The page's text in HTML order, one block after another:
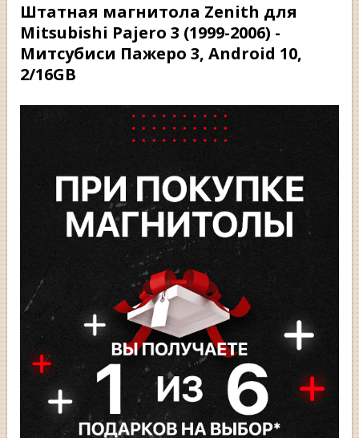
Штатная магнитола Zenith для
Mitsubishi Pajero 3 (1999-2006) -
Митсубиси Пажеро 3, Android 10,
2/16GB